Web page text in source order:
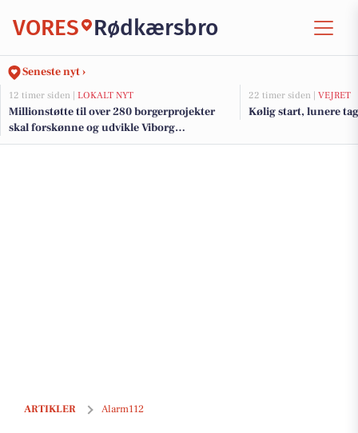
VORES Rødkærsbro
Seneste nyt ›
12 timer siden | LOKALT NYT
Millionstøtte til over 280 borgerprojekter
skal forskønne og udvikle Viborg
Kommunes mindre byer
22 timer siden | VEJRET
Kølig start, lunere
ARTIKLER Alarm112
Investeringssvindlere snyder danskerne i stor stil